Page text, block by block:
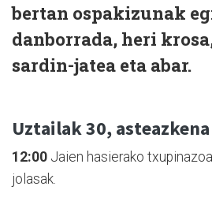
bertan ospakizunak
danborrada, heri
sardin-jatea eta abar.
Uztailak 30,asteazkena
12:00 Jaien hasierako
jolasak.